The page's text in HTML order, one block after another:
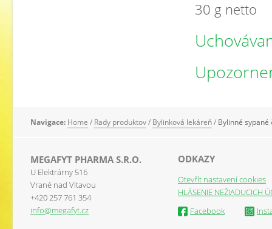
30 g netto
Navigace: Home / Rady produktov/ Bylinková lekáreň/ Bylinné sypané
MEGAFYT PHARMA S.R.O.
U Elektrárny 516
Vrané nad Vltavou
+420 257 761 354
info@megafyt.cz
ODKAZY
Otevřít nastavení cookies
HLÁSENIE NEŽIADUCICH
Facebook